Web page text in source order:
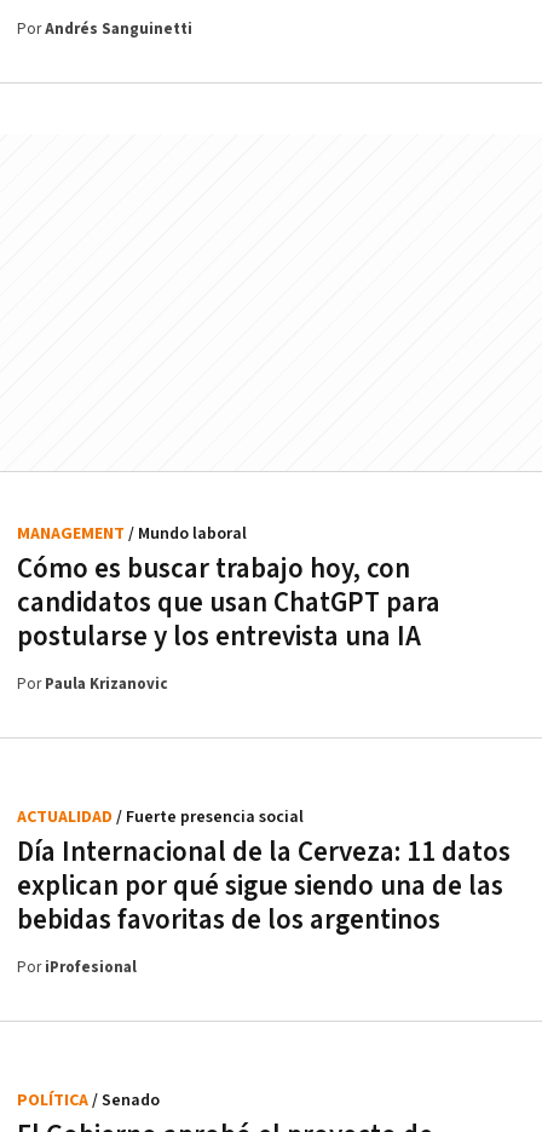
PorAndrés Sanguinetti
Cómo es buscar trabajo hoy, con
candidatos que usan ChatGPT para
postularse y los entrevista una IA
MANAGEMENT / Mundo laboral
PorPaula Krizanovic
Día Internacional de la Cerveza: 11 datos
explican por qué sigue siendo una de las
bebidas favoritas de los argentinos
ACTUALIDAD / Fuerte presencia social
PoriProfesional
POLÍTICA/ Senado